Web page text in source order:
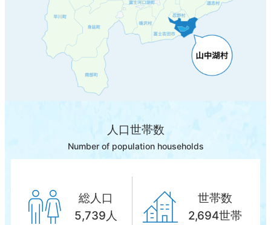
人口世帯数
Number of population households
総人口
5,739人
世帯数
2,694世帯